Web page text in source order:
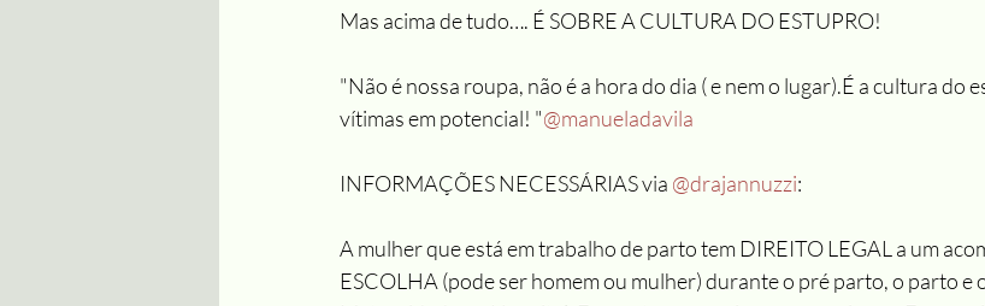
Mas acima de tudo…. É SOBRE A CULTURA DO ESTUPRO!
"Não é nossa roupa, não é a hora do dia ( e nem o lugar).É a cultura do
vítimas em potencial! "@manueladavila
INFORMAÇÕES NECESSÁRIAS via @drajannuzzi:
A mulher que está em trabalho de parto tem DIREITO LEGAL a um
ESCOLHA (pode ser homem ou mulher) durante o pré parto, o parto e